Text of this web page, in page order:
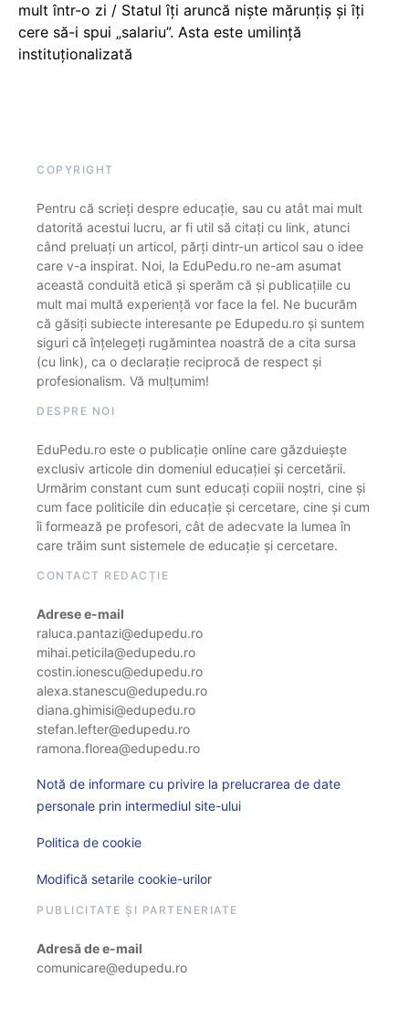
mult într-o zi / Statul îți aruncă niște mărunțiș și îți
cere să-i spui „salariu”. Asta este umilință
instituționalizată
COPYRIGHT
Pentru că scrieți despre educație, sau cu atât mai mult
datorită acestui lucru, ar fi util să citați cu link, atunci
când preluați un articol, părți dintr-un articol sau o idee
care v-a inspirat. Noi, la EduPedu.ro ne-am asumat
această conduită etică și sperăm că și publicațiile cu
mult mai multă experiență vor face la fel. Ne bucurăm
că găsiți subiecte interesante pe Edupedu.ro și suntem
siguri că înțelegeți rugămintea noastră de a cita sursa
(cu link), ca o declarație reciprocă de respect și
profesionalism. Vă mulțumim!
DESPRE NOI
EduPedu.ro este o publicație online care găzduiește
exclusiv articole din domeniul educației și cercetării.
Urmărim constant cum sunt educați copiii noștri, cine și
cum face politicile din educație și cercetare, cine și cum
îi formează pe profesori, cât de adecvate la lumea în
care trăim sunt sistemele de educație și cercetare.
CONTACT REDACȚIE
Adrese e-mail
raluca.pantazi@edupedu.ro
mihai.peticila@edupedu.ro
costin.ionescu@edupedu.ro
alexa.stanescu@edupedu.ro
diana.ghimisi@edupedu.ro
stefan.lefter@edupedu.ro
ramona.florea@edupedu.ro
Notă de informare cu privire la prelucrarea de date
personale prin intermediul site-ului
Politica de cookie
Modifică setarile cookie-urilor
PUBLICITATE ȘI PARTENERIATE
Adresă de e-mail
comunicare@edupedu.ro